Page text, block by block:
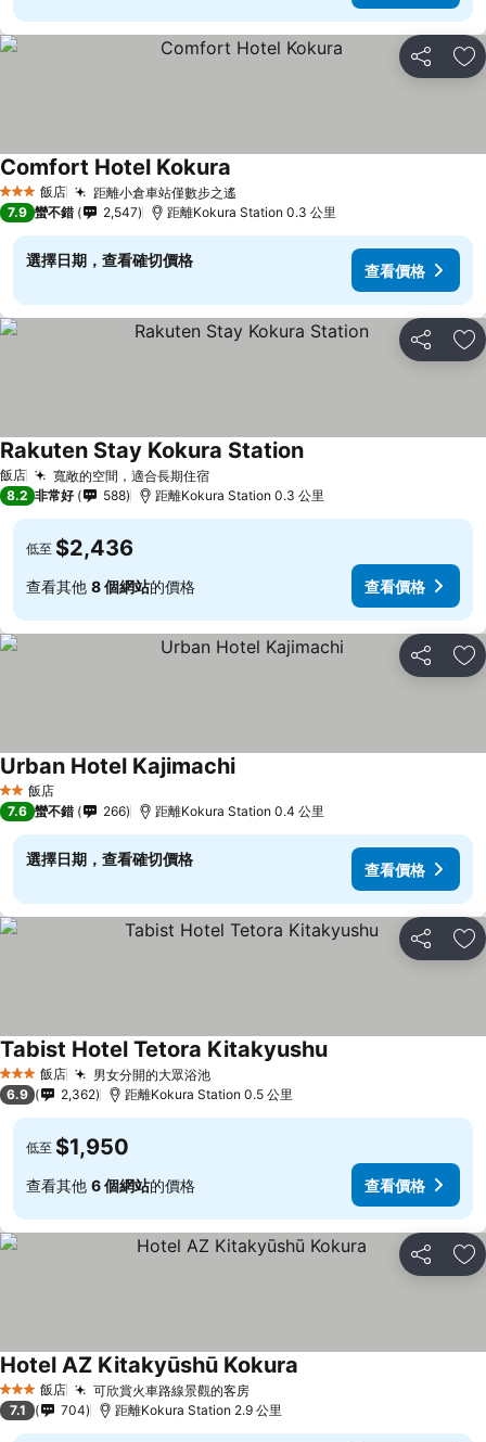
分享 加
3 星級 飯店 距離小倉車站僅數步之遙
Comfort Hotel Kokura
7.9 蠻不錯 2,547 距離Kokura Station 0.3 公里
選擇日期，查看確切價格
查看價格
分享 加
飯店 寬敞的空間，適合長期住宿
Rakuten Stay Kokura Station
8.2 非常好 588 距離Kokura Station 0.3 公里
低至 $2,436
查看其他 8 個網站的價格 查看價格
分享 加
2 星級飯店
Urban Hotel Kajimachi
7.6 蠻不錯 266 距離Kokura Station 0.4 公里
選擇日期，查看確切價格
查看價格
分享 加
3 星級 飯店 男女分開的大眾浴池
Tabist Hotel Tetora Kitakyushu
6.9 2,362 距離Kokura Station 0.5 公里
低至 $1,950
查看其他 6 個網站的價格 查看價格
分享 加
3 星級 飯店 可欣賞火車路線景觀的客房
Hotel AZ Kitakyūshū Kokura
7.1 704 距離Kokura Station 2.9 公里